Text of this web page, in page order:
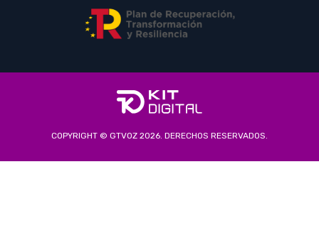
COPYRIGHT © GTVOZ 2026. DERECHOS RESERVADOS.